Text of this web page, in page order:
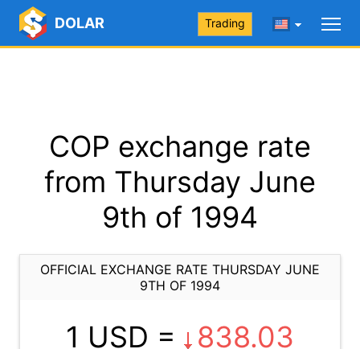
DOLAR Trading
COP exchange rate
from Thursday June
9th of 1994
OFFICIAL EXCHANGE RATE THURSDAY JUNE
9TH OF 1994
1 USD =
838.03